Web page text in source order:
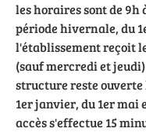
les horaires sont de 9h
période hivernale, du
l'établissement reçoit
(sauf mercredi et jeudi)
structure reste
1er janvier, du 1er mai
accès s'effectue 15